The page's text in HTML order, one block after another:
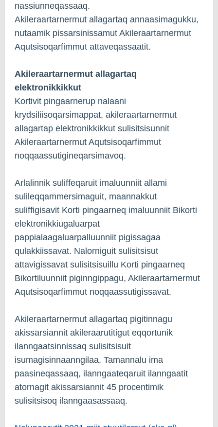
nassiunneqassaaq.
Akileraartarnermut allagartaq annaasimagukku,
nutaamik pissarsinissamut Akileraartarnermut
Aqutsisoqarfimmut attaveqassaatit.
Akileraartarnermut allagartaq
elektronikkikkut
Kortivit pingaarnerup nalaani
krydsiliisoqarsimappat, akileraartarnermut
allagartap elektronikkikkut sulisitsisunnit
Akileraartarnermut Aqutsisoqarfimmut
noqqaassutigineqarsimavoq.
Arlalinnik suliffeqaruit imaluunniit allami
sulileqqammersimaguit, maannakkut
suliffigisavit Korti pingaarneq imaluunniit Bikorti
elektronikkiugaluarpat
pappialaagaluarpalluunniit pigissagaa
qulakkiissavat. Nalorniguit sulisitsisut
attavigissavat sulisitsisuillu Korti pingaarneq
Bikortiluunniit piginngippagu, Akileraartarnermut
Aqutsisoqarfimmut noqqaassutigissavat.
Akileraartarnermut allagartaq pigitinnagu
akissarsiannit akileraarutitigut eqqortunik
ilanngaatsinnissaq sulisitsisuit
isumagisinnaanngilaa. Tamannalu ima
paasineqassaaq, ilanngaateqaruit ilanngaatit
atornagit akissarsiannit 45 procentimik
sulisitsisoq ilanngaasassaaq.